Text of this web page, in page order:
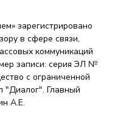
зарегистрировано
в сфере связи,
коммуникаций
записи: серия ЭЛ №
с ограниченной
"Диалог". Главный
A.E.